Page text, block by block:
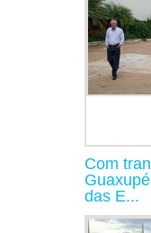
Com
das E...